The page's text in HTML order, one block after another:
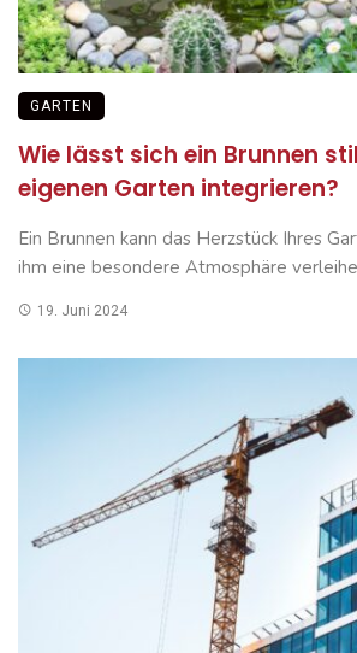
GARTEN
Wie lässt sich ein Brunnen
eigenen Garten integrieren?
Ein Brunnen kann das Herzstück Ihres
ihm eine besondere Atmosphäre
19. Juni 2024